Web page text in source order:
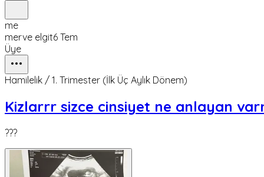
me
merve elgit6 Tem
Üye
Hamilelik / 1. Trimester (İlk Üç Aylık Dönem)
Kizlarrr sizce cinsiyet ne anlayan
???